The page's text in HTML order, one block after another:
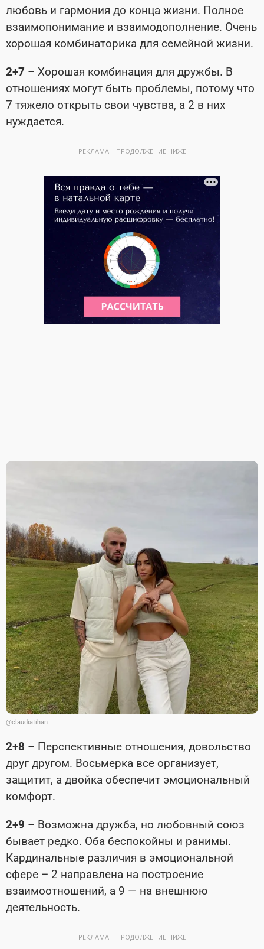
любовь и гармония до конца жизни. Полное
взаимопонимание и взаимодополнение. Очень
хорошая комбинаторика для семейной жизни.
2+7 – Хорошая комбинация для дружбы. В
отношениях могут быть проблемы, потому что
7 тяжело открыть свои чувства, а 2 в них
нуждается.
РЕКЛАМА – ПРОДОЛЖЕНИЕ НИЖЕ
@claudiatihan
2+8 – Перспективные отношения, довольство
друг другом. Восьмерка все организует,
защитит, а двойка обеспечит эмоциональный
комфорт.
2+9 – Возможна дружба, но любовный союз
бывает редко. Оба беспокойны и ранимы.
Кардинальные различия в эмоциональной
сфере – 2 направлена на построение
взаимоотношений, а 9 — на внешнюю
деятельность.
РЕКЛАМА – ПРОДОЛЖЕНИЕ НИЖЕ